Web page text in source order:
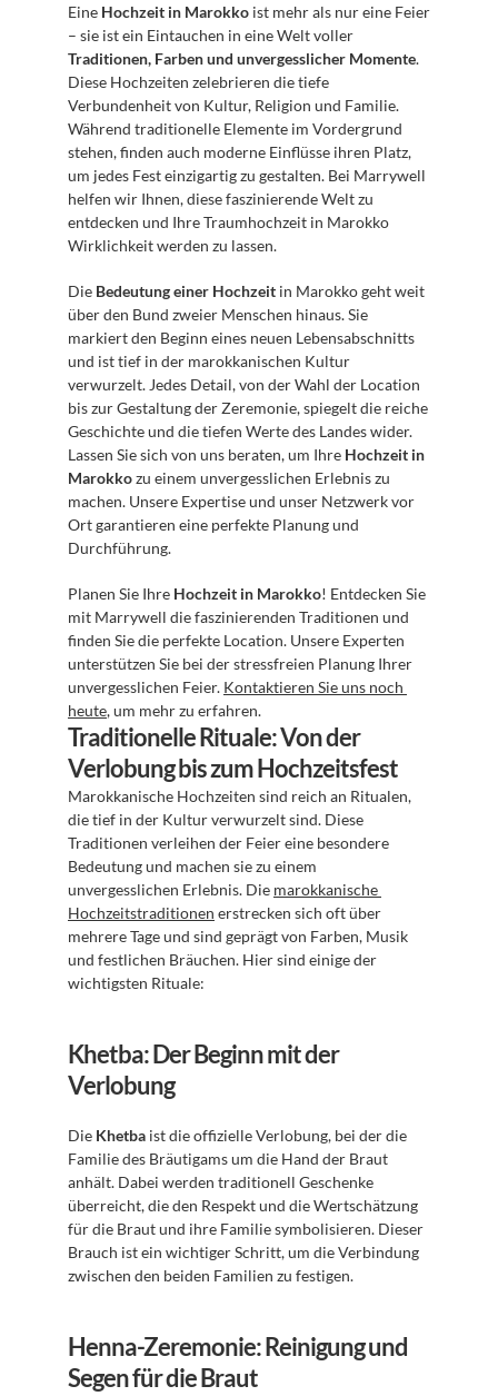
Eine Hochzeit in Marokko ist mehr als nur eine Feier
Traditionen, Farben und unvergesslicher Momente.
Diese Hochzeiten zelebrieren die tiefe
Verbundenheit von Kultur, Religion und Familie.
Während traditionelle Elemente im Vordergrund
stehen, finden auch moderne Einflüsse ihren Platz,
um jedes Fest einzigartig zu gestalten. Bei Marrywell
helfen wir Ihnen, diese faszinierende Welt zu
entdecken und Ihre Traumhochzeit in Marokko
Wirklichkeit werden zu lassen.
Die Bedeutung einer Hochzeit in Marokko geht weit
über den Bund zweier Menschen hinaus. Sie
markiert den Beginn eines neuen Lebensabschnitts
und ist tief in der marokkanischen Kultur
verwurzelt. Jedes Detail, von der Wahl der Location
bis zur Gestaltung der Zeremonie, spiegelt die reiche
Geschichte und die tiefen Werte des Landes wider.
Lassen Sie sich von uns beraten, um Ihre Hochzeit in
Marokko zu einem unvergesslichen Erlebnis zu
machen. Unsere Expertise und unser Netzwerk vor
Ort garantieren eine perfekte Planung und
Durchführung.
Planen Sie Ihre Hochzeit in Marokko! Entdecken Sie
mit Marrywell die faszinierenden Traditionen und
finden Sie die perfekte Location. Unsere Experten
unterstützen Sie bei der stressfreien Planung Ihrer
unvergesslichen Feier. Kontaktieren Sie uns noch
heute, um mehr zu erfahren.
Traditionelle Rituale: Von der
Verlobung bis zum Hochzeitsfest
Marokkanische Hochzeiten sind reich an Ritualen,
die tief in der Kultur verwurzelt sind. Diese
Traditionen verleihen der Feier eine besondere
Bedeutung und machen sie zu einem
unvergesslichen Erlebnis. Die marokkanische
Hochzeitstraditionen erstrecken sich oft über
mehrere Tage und sind geprägt von Farben, Musik
und festlichen Bräuchen. Hier sind einige der
wichtigsten Rituale:
Khetba: Der Beginn mit der
Verlobung
Die Khetba ist die offizielle Verlobung, bei der die
Familie des Bräutigams um die Hand der Braut
anhält. Dabei werden traditionell Geschenke
überreicht, die den Respekt und die Wertschätzung
für die Braut und ihre Familie symbolisieren. Dieser
Brauch ist ein wichtiger Schritt, um die Verbindung
zwischen den beiden Familien zu festigen.
Henna-Zeremonie: Reinigung und
Segen für die Braut